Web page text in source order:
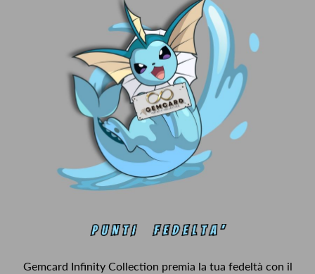
Gemcard Infinity Collection premia la tua fedeltà con il